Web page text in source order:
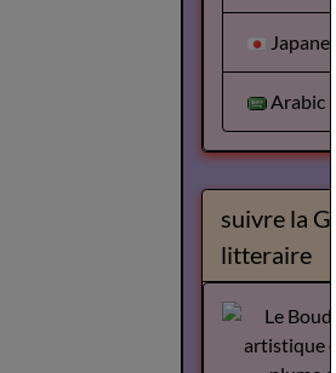
Japanese
Arabic
suivre la
litteraire